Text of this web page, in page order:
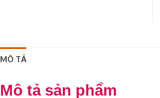
MÔ TẢ
Mô tả sản phẩm